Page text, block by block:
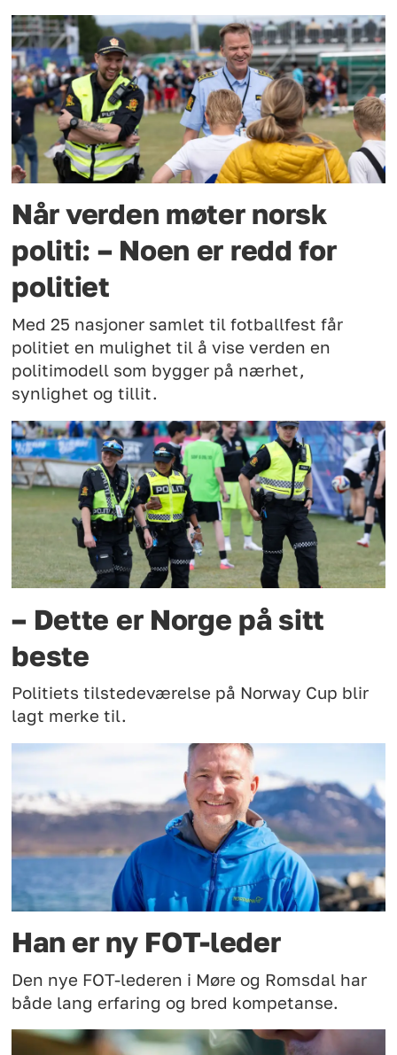
Når verden møter norsk
politi: – Noen er redd for
politiet
Med 25 nasjoner samlet til fotballfest får
politiet en mulighet til å vise verden en
politimodell som bygger på nærhet,
synlighet og tillit.
– Dette er Norge på sitt
beste
Politiets tilstedeværelse på Norway Cup blir
lagt merke til.
Han er ny FOT-leder
Den nye FOT-lederen i Møre og Romsdal har
både lang erfaring og bred kompetanse.